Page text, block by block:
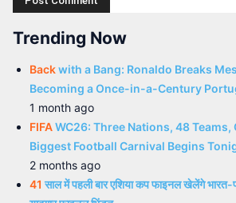
Trending Now
Backwith a Bang: Ronaldo Breaks
Becoming a Once-in-a-Century
1 month ago
FIFAWC26: Three Nations, 48 Teams,
Biggest Football Carnival Begins
2 months ago
41 साल में पहली बार एशिया कप फाइनल खेलेंगे